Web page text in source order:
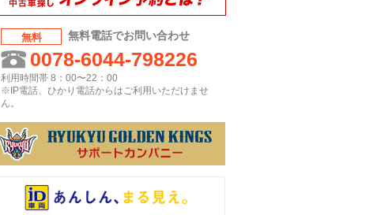
無料 無料電話でお問い合わせ
0078-6044-798226
利用時間帯 8：00〜22：00
※IP電話、ひかり電話からはご利用いただけませ
ん。